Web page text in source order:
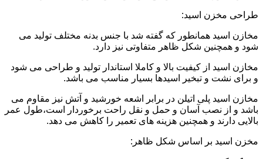
طراحی مخزن اسید:
مخازن اسید همانطور که گفته شد با جنس بدنه مختلف تولید می
شود و همچنین شکل ظاهر متفاوتی نیز دارد.
مخازن اسید از کیفیت بالا و کاملا استاندار تولید و طراحی می شود
و برای نشت و تبخیر اسیدها بسیار مناسب می باشد.
مخازن اسید پلی اتیلن در برابر اشعه خورشید و آتش نیز مقاوم می
باشد و از نصب آسان و حمل و نقل راحت برخوردار است،طول عمر
بالایی دارند و همچنین هزینه های تعمیر را کاهش می دهد.
مخزن اسید بر اساس شکل ظاهر: